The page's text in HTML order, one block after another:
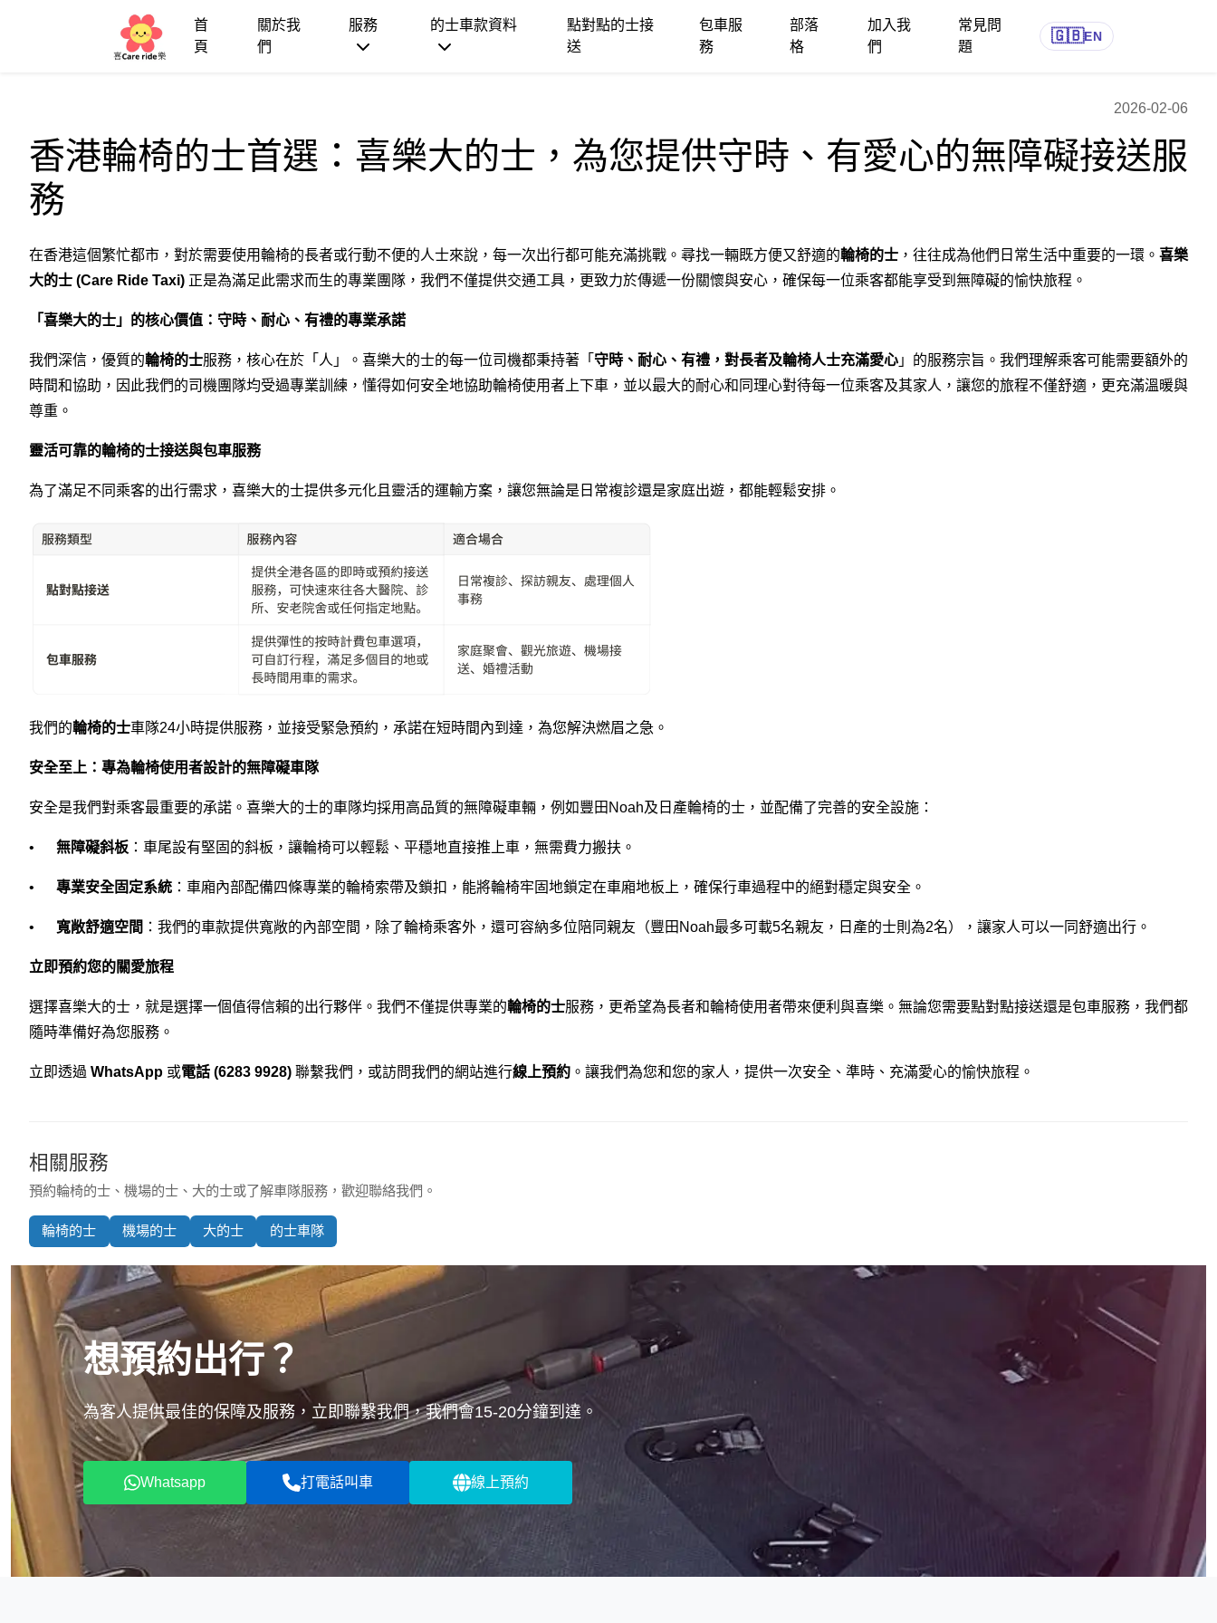
首
頁
關於我
們
服務 的士車款資料
點對點的士接
送
包車服
務
部落
格
加入我
們
常見問
題
🇬🇧EN
2026-02-06
香港輪椅的士首選：喜樂大的士，為您提供守時、有愛心的無障礙接送服
務
在香港這個繁忙都市，對於需要使用輪椅的長者或行動不便的人士來說，每一次出行都可能充滿挑戰。尋找一輛既方便又舒適的輪椅的士 ，往往成為他們日常生活中重要的一環。 喜樂
大的士 (Care Ride Taxi) 正是為滿足此需求而生的專業團隊，我們不僅提供交通工具，更致力於傳遞一份關懷與安心，確保每一位乘客都能享受到無障礙的愉快旅程。
「喜樂大的士」的核心價值：守時、耐心、有禮的專業承諾
我們深信，優質的輪椅的士服務，核心在於「人」。喜樂大的士的每一位司機都秉持著「 守時、耐心、有禮，對長者及輪椅人士充滿愛心 」的服務宗旨。我們理解乘客可能需要額外的
時間和協助，因此我們的司機團隊均受過專業訓練，懂得如何安全地協助輪椅使用者上下車，並以最大的耐心和同理心對待每一位乘客及其家人，讓您的旅程不僅舒適，更充滿溫暖與
尊重。
靈活可靠的輪椅的士接送與包車服務
為了滿足不同乘客的出行需求，喜樂大的士提供多元化且靈活的運輸方案，讓您無論是日常複診還是家庭出遊，都能輕鬆安排。
我們的輪椅的士車隊24小時提供服務，並接受緊急預約，承諾在短時間內到達，為您解決燃眉之急。
安全至上：專為輪椅使用者設計的無障礙車隊
安全是我們對乘客最重要的承諾。喜樂大的士的車隊均採用高品質的無障礙車輛，例如豐田Noah及日產輪椅的士，並配備了完善的安全設施：
• 無障礙斜板 ：車尾設有堅固的斜板，讓輪椅可以輕鬆、平穩地直接推上車，無需費力搬扶。
• 專業安全固定系統 ：車廂內部配備四條專業的輪椅索帶及鎖扣，能將輪椅牢固地鎖定在車廂地板上，確保行車過程中的絕對穩定與安全。
• 寬敞舒適空間 ：我們的車款提供寬敞的內部空間，除了輪椅乘客外，還可容納多位陪同親友（豐田Noah最多可載5名親友，日產的士則為2名），讓家人可以一同舒適出行。
立即預約您的關愛旅程
選擇喜樂大的士，就是選擇一個值得信賴的出行夥伴。我們不僅提供專業的輪椅的士服務，更希望為長者和輪椅使用者帶來便利與喜樂。無論您需要點對點接送還是包車服務，我們都
隨時準備好為您服務。
立即透過 WhatsApp 或電話 (6283 9928) 聯繫我們，或訪問我們的網站進行線上預約 。讓我們為您和您的家人，提供一次安全、準時、充滿愛心的愉快旅程。
相關服務
預約輪椅的士、機場的士、大的士或了解車隊服務，歡迎聯絡我們。
輪椅的士 機場的士 大的士 的士車隊
想預約出行？
為客人提供最佳的保障及服務，立即聯繫我們，我們會15-20分鐘到達。
Whatsapp 打電話叫車 線上預約